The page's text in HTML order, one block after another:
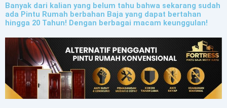
Banyak dari kalian yang belum tahu bahwa sekarang sudah
ada Pintu Rumah berbahan Baja yang dapat bertahan
hingga 20 Tahun! Dengan berbagai macam keunggulan!